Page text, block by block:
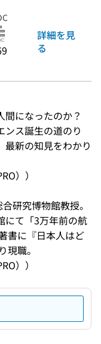
詳細を見
る
間になったのか？
ス誕生の道のり
最新の知見をわかり
））
研究博物館教授。
にて「3万年前の航
書に『日本人はど
職。
））